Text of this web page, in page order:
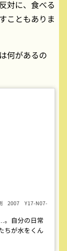
対に、食べる
こともありま
何があるの
劇 2007 Y17-N07-
。自分の日常
ちが水をくん